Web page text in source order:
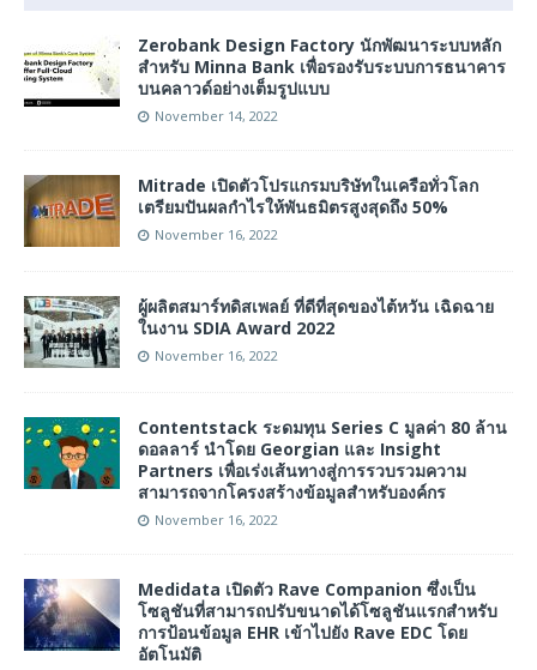
Zerobank Design Factory นักพัฒนาระบบหลัก
สำหรับ Minna Bank เพื่อรองรับระบบการธนาคาร
บนคลาวด์อย่างเต็มรูปแบบ
November 14, 2022
Mitrade เปิดตัวโปรแกรมบริษัทในเครือทั่วโลก
เตรียมปันผลกำไรให้พันธมิตรสูงสุดถึง 50%
November 16, 2022
ผู้ผลิตสมาร์ทดิสเพลย์ ที่ดีที่สุดของไต้หวัน เฉิดฉาย
ในงาน SDIA Award 2022
November 16, 2022
Contentstack ระดมทุน Series C มูลค่า 80 ล้าน
ดอลลาร์ นำโดย Georgian และ Insight
Partners เพื่อเร่งเส้นทางสู่การรวบรวมความ
สามารถจากโครงสร้างข้อมูลสำหรับองค์กร
November 16, 2022
Medidata เปิดตัว Rave Companion ซึ่งเป็น
โซลูชันที่สามารถปรับขนาดได้โซลูชันแรกสำหรับ
การป้อนข้อมูล EHR เข้าไปยัง Rave EDC โดย
อัตโนมัติ